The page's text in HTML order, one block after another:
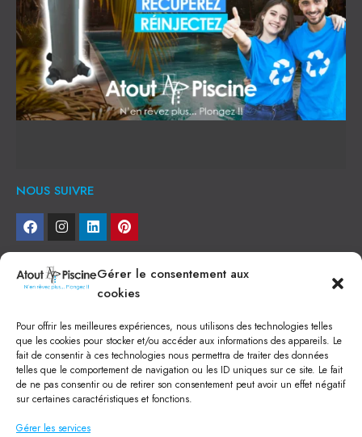
Gérer le consentement aux
cookies
Pour offrir les meilleures expériences, nous utilisons des technologies telles
que les cookies pour stocker et/ou accéder aux informations des appareils. Le
fait de consentir à ces technologies nous permettra de traiter des données
telles que le comportement de navigation ou les ID uniques sur ce site. Le fait
de ne pas consentir ou de retirer son consentement peut avoir un effet négatif
sur certaines caractéristiques et fonctions.
Gérer les services
NOUS SUIVRE
NEWSLETTER
Je veux recevoir toute l'actu
NOS SERVICES
Construction de piscine béton à Narbonne
Piscine coque à Narbonne
Acheter SPA à Narbonne
Pisciniste Narbonne
Mini piscine